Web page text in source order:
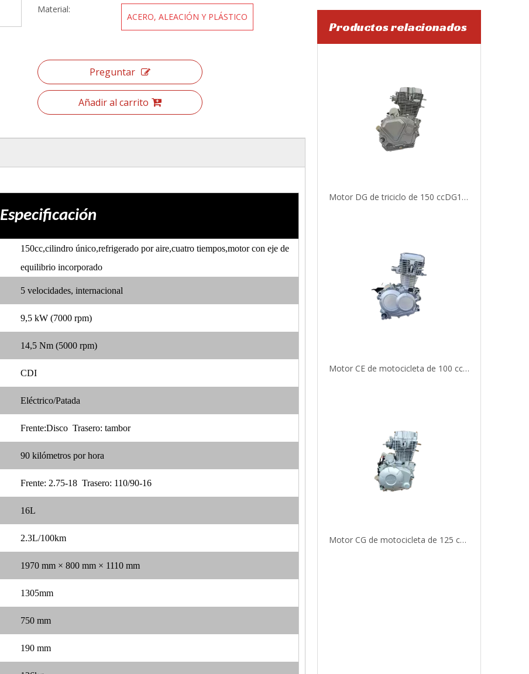
Material:
ACERO, ALEACIÓN Y PLÁSTICO
Preguntar
Añadir al carrito
Especificación
150cc,cilindro único,refrigerado por aire,cuatro tiempos,motor con eje de
equilibrio incorporado
5 velocidades, internacional
9,5 kW (7000 rpm)
14,5 Nm (5000 rpm)
CDI
Eléctrico/Patada
Frente:Disco Trasero: tambor
90 kilómetros por hora
Frente: 2.75-18 Trasero: 110/90-16
16L
2.3L/100km
1970 mm × 800 mm × 1110 mm
1305mm
750 mm
190 mm
Productos relacionados
Motor DG de triciclo de 150 ccDG150-4S
Motor CE de motocicleta de 100 cc CE100
Motor CG de motocicleta de 125 cc CG125-2, CG125-3